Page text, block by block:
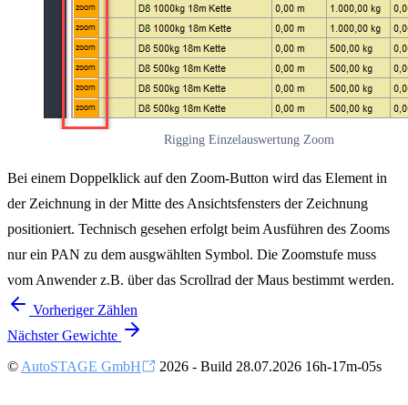
Rigging Einzelauswertung Zoom
Bei einem Doppelklick auf den Zoom-Button wird das Element in
der Zeichnung in der Mitte des Ansichtsfensters der Zeichnung
positioniert. Technisch gesehen erfolgt beim Ausführen des Zooms
nur ein PAN zu dem ausgwählten Symbol. Die Zoomstufe muss
vom Anwender z.B. über das Scrollrad der Maus bestimmt werden.
Vorheriger Zählen
Nächster Gewichte
© AutoSTAGE GmbH 2026 - Build 28.07.2026 16h-17m-05s